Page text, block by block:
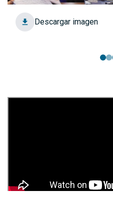
Descargar imagen